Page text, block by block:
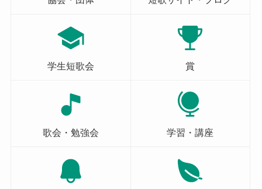
学生短歌会 賞
歌会・勉強会 学習・講座